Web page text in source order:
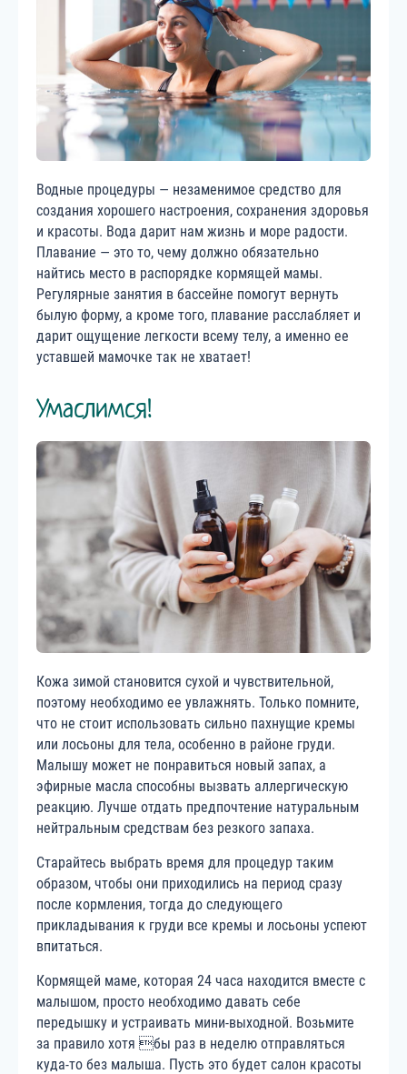
Водные процедуры — незаменимое средство для
создания хорошего настроения, сохранения здоровья
и красоты. Вода дарит нам жизнь и море радости.
Плавание — это то, чему должно обязательно
найтись место в распорядке кормящей мамы.
Регулярные занятия в бассейне помогут вернуть
былую форму, а кроме того, плавание расслабляет и
дарит ощущение легкости всему телу, а именно ее
уставшей мамочке так не хватает!
Умаслимся!
Кожа зимой становится сухой и чувствительной,
поэтому необходимо ее увлажнять. Только помните,
что не стоит использовать сильно пахнущие кремы
или лосьоны для тела, особенно в районе груди.
Малышу может не понравиться новый запах, а
эфирные масла способны вызвать аллергическую
реакцию. Лучше отдать предпочтение натуральным
нейтральным средствам без резкого запаха.
Старайтесь выбрать время для процедур таким
образом, чтобы они приходились на период сразу
после кормления, тогда до следующего
прикладывания к груди все кремы и лосьоны успеют
впитаться.
Кормящей маме, которая 24 часа находится вместе с
малышом, просто необходимо давать себе
передышку и устраивать мини-выходной. Возьмите
за правило хотя бы раз в неделю отправляться
куда-то без малыша. Пусть это будет салон красоты